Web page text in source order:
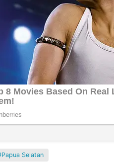
Papua Selatan